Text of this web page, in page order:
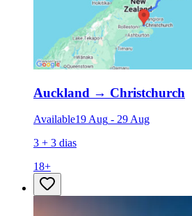
Auckland → Christchurch
Available19 Aug - 29 Aug
3 + 3 dias
18+